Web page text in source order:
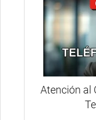
Atención al